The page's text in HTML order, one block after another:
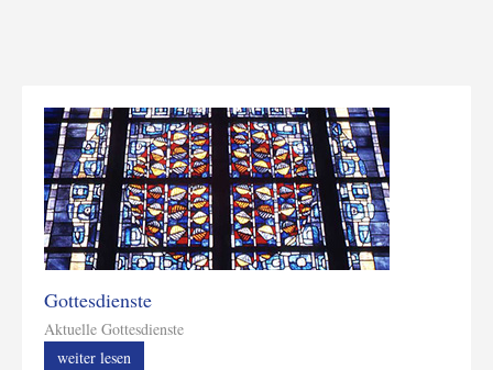
Gottesdienste
Aktuelle Gottesdienste
weiter lesen